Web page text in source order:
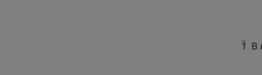
1 В